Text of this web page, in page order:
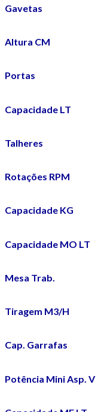
Gavetas
Altura CM
Portas
Capacidade LT
Talheres
Rotações RPM
Capacidade KG
Capacidade MO LT
Mesa Trab.
Tiragem M3/H
Cap. Garrafas
Potência Mini Asp. V